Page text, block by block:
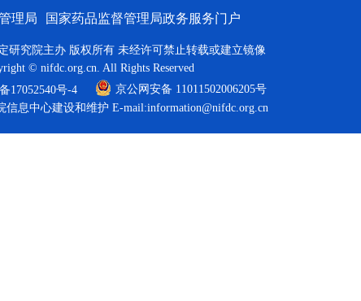
理局 国家药品监督管理局政务服务门户
研究院主办 版权所有 未经许可禁止转载或建立镜像
© nifdc.org.cn. All Rights Reserved
17052540号-4
京公网安备 11011502006205号
信息中心建设和维护 E-mail:information@nifdc.org.cn